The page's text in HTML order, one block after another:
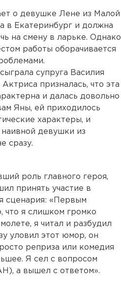
о девушке Лене из Малой
в Екатеринбург и должна
на смену в ларьке. Однако
работы оборачивается
супруга Василия
призналась, что эта
и далась довольно
Яны, ей приходилось
характеры, и
девушки из
сразу.
роль главного героя,
принять участие в
сценария: «Первым
что я слишком громко
я читал и разбудил
уловил этот юмор, он
реприза или комедия
Я сел с вопросом
а вышел с ответом».